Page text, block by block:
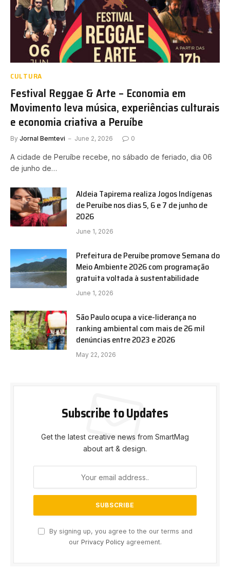
CULTURA
Festival Reggae & Arte – Economia em
Movimento leva música, experiências culturais
e economia criativa a Peruíbe
By Jornal Bemtevi June 2, 2026 0
A cidade de Peruíbe recebe, no sábado de feriado, dia 06
de junho de…
Aldeia Tapirema realiza Jogos Indígenas
de Peruíbe nos dias 5, 6 e 7 de junho de
2026
June 1, 2026
Prefeitura de Peruíbe promove Semana do
Meio Ambiente 2026 com programação
gratuita voltada à sustentabilidade
June 1, 2026
São Paulo ocupa a vice-liderança no
ranking ambiental com mais de 26 mil
denúncias entre 2023 e 2026
May 22, 2026
Subscribe to Updates
Get the latest creative news from SmartMag
about art & design.
By signing up, you agree to the our terms and
our Privacy Policyagreement.